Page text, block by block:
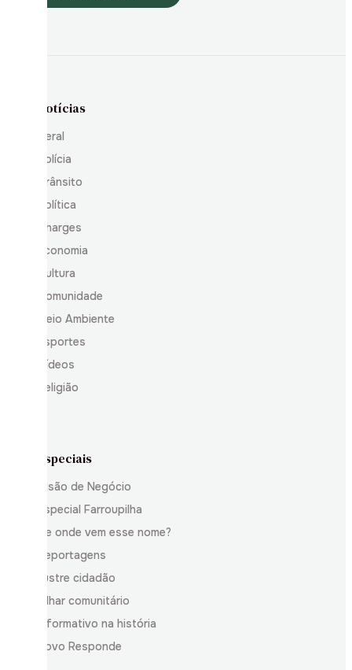
Notícias
Geral
Polícia
Trânsito
Política
Charges
Economia
Cultura
Comunidade
Meio Ambiente
Esportes
Vídeos
Religião
Especiais
Visão de Negócio
Especial Farroupilha
De onde vem esse nome?
Reportagens
Ilustre cidadão
Olhar comunitário
Informativo na história
Povo Responde